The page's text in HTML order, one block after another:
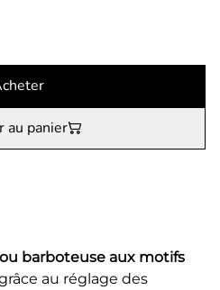
au panier
barboteuse aux motifs
au réglage des